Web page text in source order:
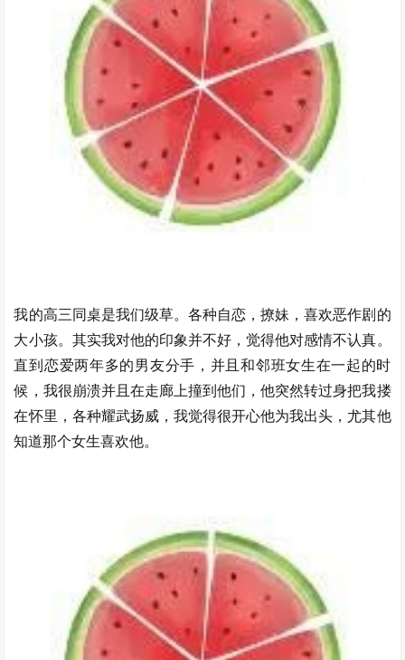
我的高三同桌是我们级草。各种自恋，撩妹，喜欢恶作剧的
大小孩。其实我对他的印象并不好，觉得他对感情不认真。
直到恋爱两年多的男友分手，并且和邻班女生在一起的时
候，我很崩溃并且在走廊上撞到他们，他突然转过身把我搂
在怀里，各种耀武扬威，我觉得很开心他为我出头，尤其他
知道那个女生喜欢他。